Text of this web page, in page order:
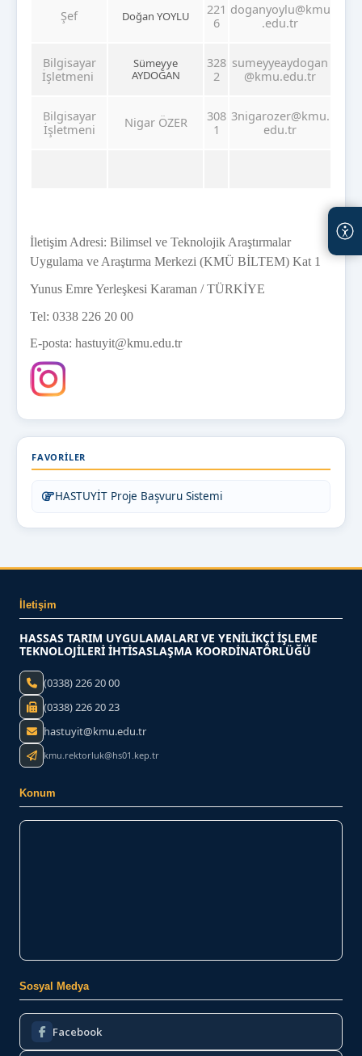
Şef Doğan YOYLU
221
6
doganyoylu@kmu
.edu.tr
Bilgisayar
İşletmeni
Sümeyye
AYDOĞAN
328
2
sumeyyeaydogan
@kmu.edu.tr
Bilgisayar
İşletmeni
Nigar ÖZER
308
1
3nigarozer@kmu.
edu.tr
İletişim Adresi: Bilimsel ve Teknolojik Araştırmalar
Uygulama ve Araştırma Merkezi (KMÜ BİLTEM) Kat 1
Yunus Emre Yerleşkesi Karaman / TÜRKİYE
Tel: 0338 226 20 00
E-posta: hastuyit@kmu.edu.tr
FAVORILER
HASTUYİT Proje Başvuru Sistemi
İletişim
HASSAS TARIM UYGULAMALARI VE YENİLİKÇİ İŞLEME
TEKNOLOJİLERİ İHTİSASLAŞMA KOORDİNATÖRLÜĞÜ
(0338) 226 20 00
(0338) 226 20 23
hastuyit@kmu.edu.tr
kmu.rektorluk@hs01.kep.tr
Konum
Sosyal Medya
Facebook